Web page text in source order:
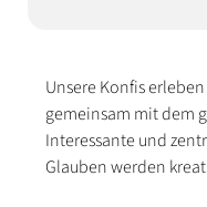
Unsere Konfis
gemeinsam mit dem
Interessante und
Glauben werden